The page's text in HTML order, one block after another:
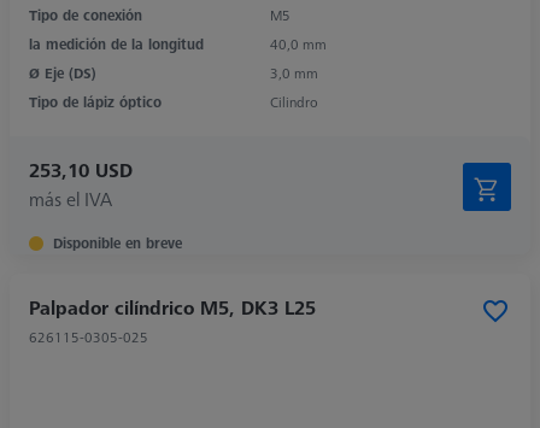
Tipo de conexión
M5
la medición de la longitud
40,0 mm
Ø Eje (DS)
3,0 mm
Tipo de lápiz óptico
Cilindro
253,10 USD
más el IVA
Disponible en breve
Palpador cilíndrico M5, DK3 L25
626115-0305-025